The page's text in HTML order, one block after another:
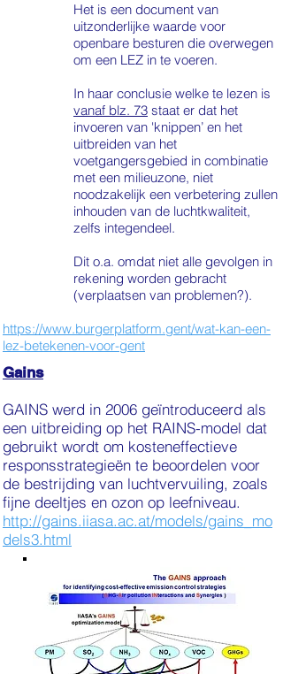
Het is een document van
uitzonderlijke waarde voor
openbare besturen die overwegen
om een LEZ in te voeren.
In haar conclusie welke te lezen is
vanaf blz. 73 staat er dat het
invoeren van 'knippen’ en het
uitbreiden van het
voetgangersgebied in combinatie
met een milieuzone, niet
noodzakelijk een verbetering zullen
inhouden van de luchtkwaliteit,
zelfs integendeel.
Dit o.a. omdat niet alle gevolgen in
rekening worden gebracht
(verplaatsen van problemen?).
https://www.burgerplatform.gent/wat-kan-een-
lez-betekenen-voor-gent
Gains
GAINS werd in 2006 geïntroduceerd als
een uitbreiding op het RAINS-model dat
gebruikt wordt om kosteneffectieve
responsstrategieën te beoordelen voor
de bestrijding van luchtvervuiling, zoals
fijne deeltjes en ozon op leefniveau.
http://gains.iiasa.ac.at/models/gains_mo
dels3.html